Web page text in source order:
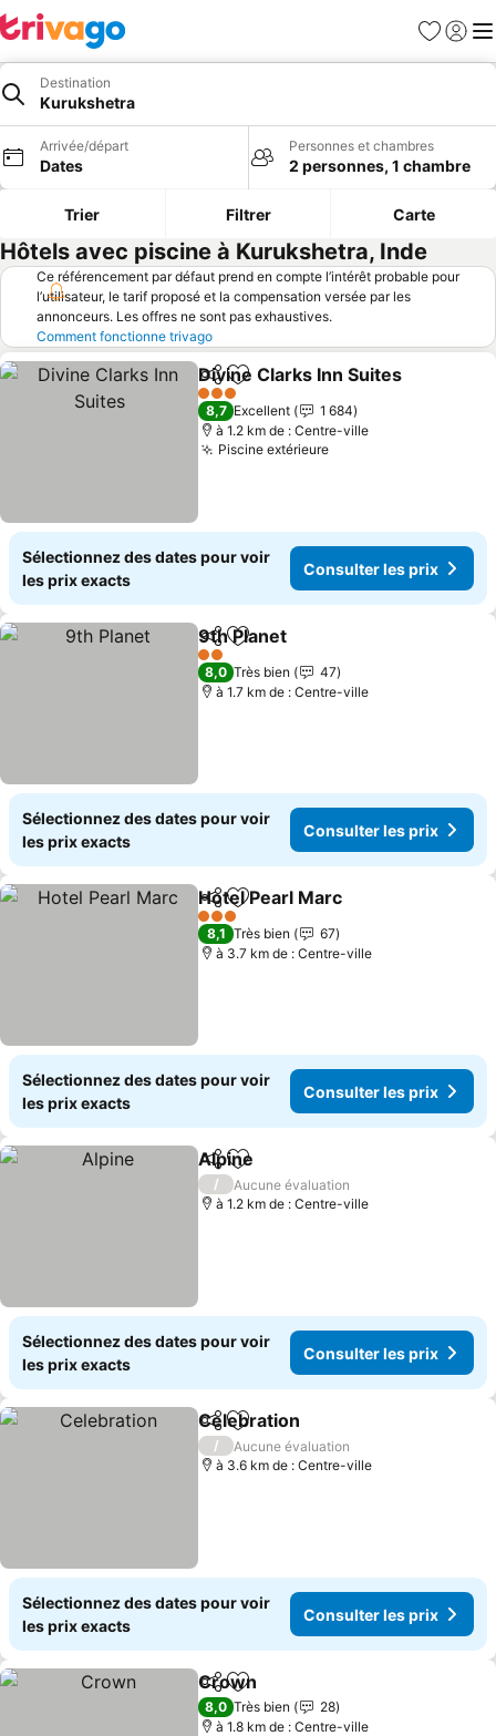
Favoris
Se
Destination
Kurukshetra
Arrivée/départ
Dates
Personnes et chambres
2 personnes, 1 chambre
Trier Filtrer Carte
Hôtels avec piscine à Kurukshetra, Inde
Ce référencement par défaut prend en compte l’intérêt probable pour
l’utilisateur, le tarif proposé et la compensation versée par les
annonceurs. Les offres ne sont pas exhaustives.
Comment fonctionne trivago
PartagerAjouter à mes favoris
Divine Clarks Inn Suites
3 Étoiles
8,7 Excellent
1 684
à 1.2 km de : Centre-ville
Piscine extérieure
Sélectionnez des dates pour voir
les prix exacts
Consulter les prix
PartagerAjouter à mes favoris
9th Planet
2 Étoiles
8,0 Très bien
47
à 1.7 km de : Centre-ville
Sélectionnez des dates pour voir
les prix exacts
Consulter les prix
PartagerAjouter à mes favoris
Hotel Pearl Marc
3 Étoiles
8,1 Très bien
67
à 3.7 km de : Centre-ville
Sélectionnez des dates pour voir
les prix exacts
Consulter les prix
PartagerAjouter à mes favoris
Alpine
/
Aucune évaluation
à 1.2 km de : Centre-ville
Sélectionnez des dates pour voir
les prix exacts
Consulter les prix
PartagerAjouter à mes favoris
Celebration
/
Aucune évaluation
à 3.6 km de : Centre-ville
Sélectionnez des dates pour voir
les prix exacts
Consulter les prix
PartagerAjouter à mes favoris
Crown
8,0 Très bien
28
à 1.8 km de : Centre-ville